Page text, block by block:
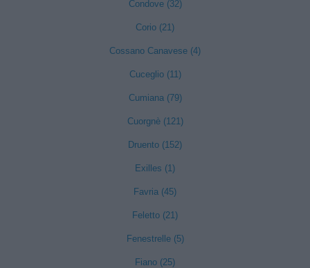
Condove (32)
Corio (21)
Cossano Canavese (4)
Cuceglio (11)
Cumiana (79)
Cuorgnè (121)
Druento (152)
Exilles (1)
Favria (45)
Feletto (21)
Fenestrelle (5)
Fiano (25)